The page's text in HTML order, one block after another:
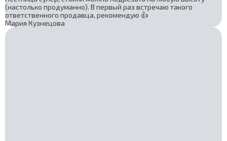
(настолько продуманно). В первый раз встречаю такого
ответственного продавца, рекомендую 👍
Мария Кузнецова